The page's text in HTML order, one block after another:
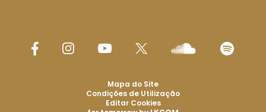
Mapa do Site
Condições de Utilização
Editar Cookies